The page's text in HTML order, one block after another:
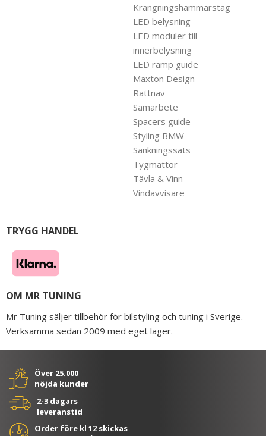
Krängningshämmarstag
LED belysning
LED moduler till
innerbelysning
LED ramp guide
Maxton Design
Rattnav
Samarbete
Spacers guide
Styling BMW
Sänkningssats
Tygmattor
Tävla & Vinn
Vindavvisare
TRYGG HANDEL
OM MR TUNING
Mr Tuning säljer tillbehör för bilstyling och tuning i Sverige.
Verksamma sedan 2009 med eget lager.
Över 25.000
nöjda kunder
2-3 dagars
leveranstid
Order före kl 12 skickas